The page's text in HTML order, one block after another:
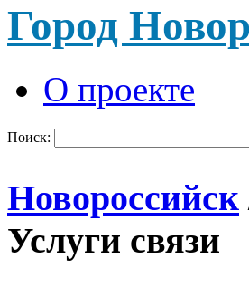
Город
О проекте
Поиск:
Новороссийск
Услуги связи